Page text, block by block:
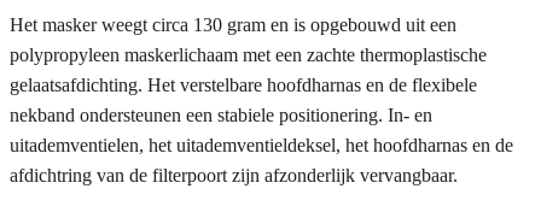
Het masker weegt circa 130 gram en is opgebouwd uit een
polypropyleen maskerlichaam met een zachte thermoplastische
gelaatsafdichting. Het verstelbare hoofdharnas en de flexibele
nekband ondersteunen een stabiele positionering. In- en
uitademventielen, het uitademventieldeksel, het hoofdharnas en de
afdichtring van de filterpoort zijn afzonderlijk vervangbaar.